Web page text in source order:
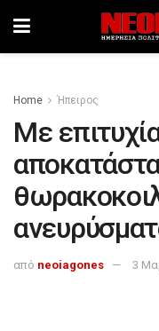
Home Ήπειρος
Με
από neoiagones 3